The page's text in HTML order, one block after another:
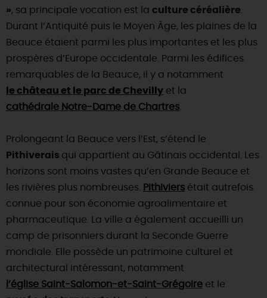
», sa principale vocation est la culture céréalière
Durant l’Antiquité puis le Moyen Âge, les plaines de la
Beauce étaient parmi les plus importantes et les plus
prospères d’Europe occidentale. Parmi les édifices
remarquables de la Beauce, il y a notamment
le château et le parc de Chevilly et la
cathédrale Notre-Dame de Chartres
Prolongeant la Beauce vers l’Est, s’étend le
Pithiverais qui appartient au Gâtinais occidental. Les
horizons sont moins vastes qu’en Grande Beauce et
les rivières plus nombreuses.
Pithiviers était autrefois
connue pour son économie agroalimentaire et
pharmaceutique. La ville a également accueilli un
camp de prisonniers durant la Seconde Guerre
mondiale. Elle possède un patrimoine culturel et
architectural intéressant, notamment
l’église Saint-Salomon-et-Saint-Grégoire et le